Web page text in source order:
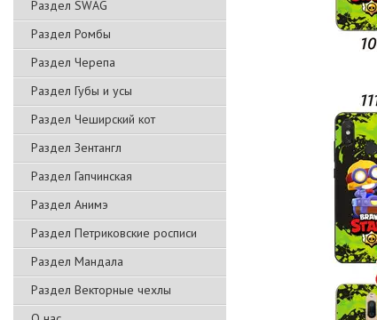
Раздел SWAG
Раздел Ромбы
Раздел Черепа
Раздел Губы и усы
Раздел Чеширский кот
Раздел Зентангл
Раздел Гапчинская
Раздел Анимэ
Раздел Петриковские росписи
Раздел Мандала
Раздел Векторные чехлы